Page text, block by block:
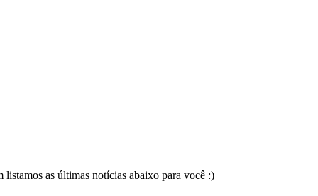
listamos as últimas notícias abaixo para você :)